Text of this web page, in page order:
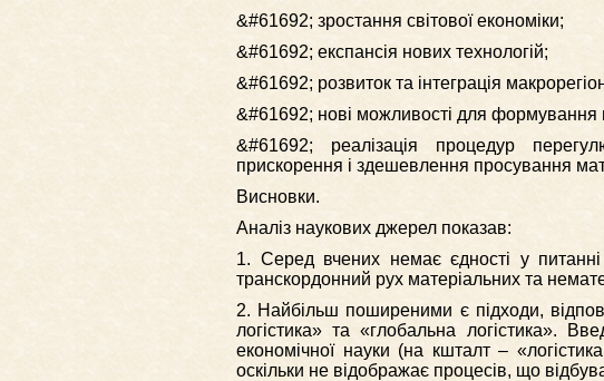
&#61692; зростання світової економіки;
&#61692; експансія нових технологій;
&#61692; розвиток та інтеграція
&#61692; нові можливості для формування
&#61692; реалізація процедур
прискорення і здешевлення просування
Висновки.
Аналіз наукових джерел показав:
1. Серед вчених немає єдності у питанні
транскордонний рух матеріальних та
2. Найбільш поширеними є підходи,
логістика» та «глобальна логістика».
економічної науки (на кшталт –
оскільки не відображає процесів, що